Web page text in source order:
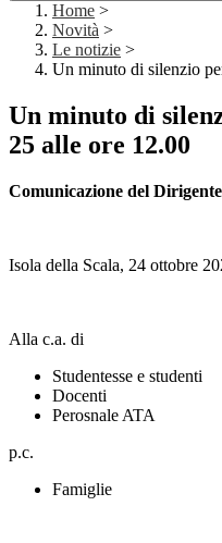
Home >
Novità >
Le notizie >
Un minuto di silenzio
Un minuto di
25 alle ore 12.00
Comunicazione del
Isola della Scala, 24 ottobre
Alla c.a. di
Studentesse e studenti
Docenti
Perosnale ATA
p.c.
Famiglie